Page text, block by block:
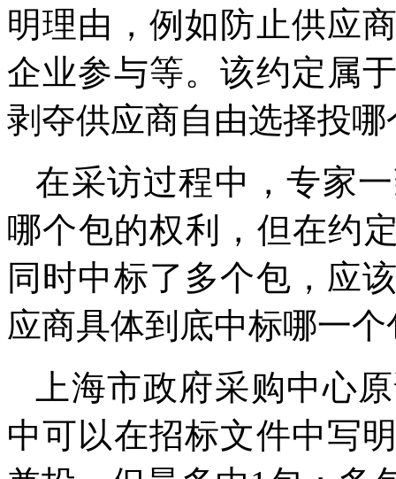
明理由，例如防止供应
企业参与等。该约定属
剥夺供应商自由选择投
在采访过程中，专家
哪个包的权利，但在约
同时中标了多个包，应
应商具体到底中标哪一
上海市政府采购中心
中可以在招标文件中写